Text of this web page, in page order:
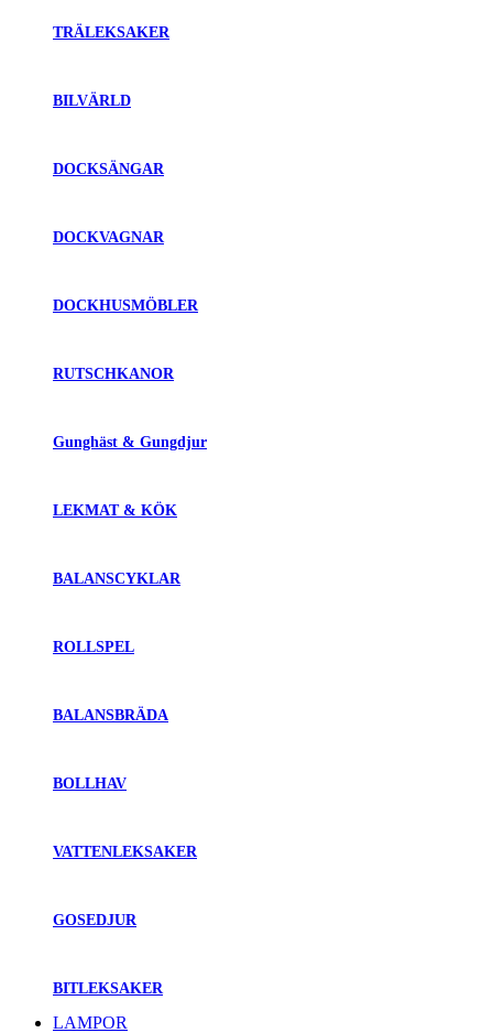
TRÄLEKSAKER
BILVÄRLD
DOCKSÄNGAR
DOCKVAGNAR
DOCKHUSMÖBLER
RUTSCHKANOR
Gunghäst & Gungdjur
LEKMAT & KÖK
BALANSCYKLAR
ROLLSPEL
BALANSBRÄDA
BOLLHAV
VATTENLEKSAKER
GOSEDJUR
BITLEKSAKER
LAMPOR